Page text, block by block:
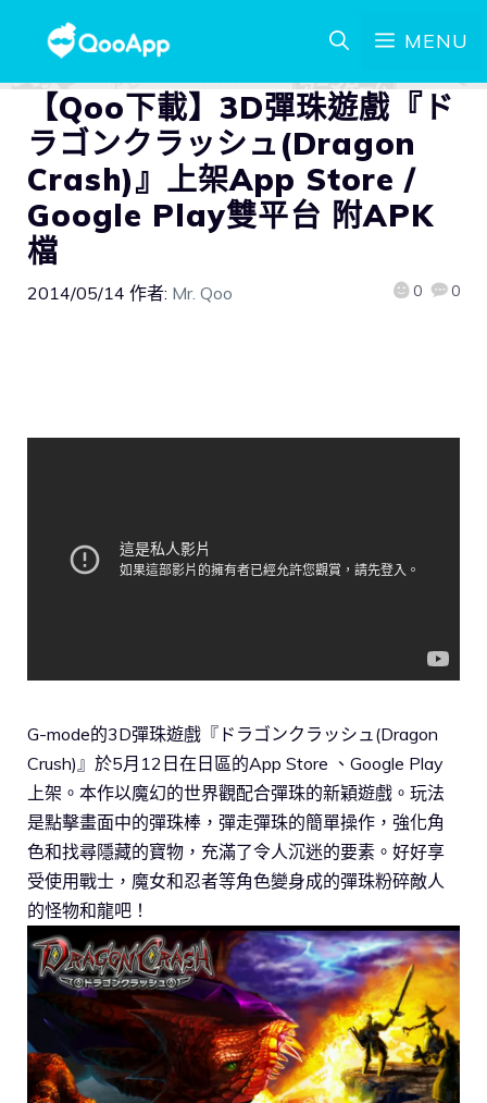
MENU
【Qoo下載】3D彈珠遊戲『ド
ラゴンクラッシュ(Dragon
Crash)』上架App Store /
Google Play雙平台 附APK
檔
2014/05/14 作者: Mr. Qoo 0 0
G-mode的3D彈珠遊戲『ドラゴンクラッシュ(Dragon
Crush)』於5月12日在日區的App Store 、Google Play
上架。本作以魔幻的世界觀配合彈珠的新穎遊戲。玩法
是點擊畫面中的彈珠棒，彈走彈珠的簡單操作，強化角
色和找尋隱藏的寶物，充滿了令人沉迷的要素。好好享
受使用戰士，魔女和忍者等角色變身成的彈珠粉碎敵人
的怪物和龍吧！